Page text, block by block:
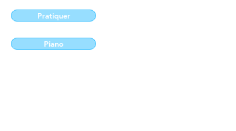
Pratiquer
Piano